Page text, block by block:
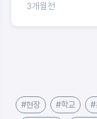
3개월전
#현장 #학교 #